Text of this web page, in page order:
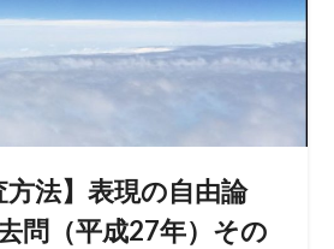
方法】表現の自由論
問（平成27年）その